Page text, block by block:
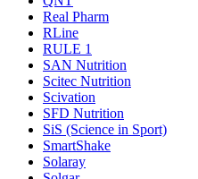
Real Pharm
RLine
RULE 1
SAN Nutrition
Scitec Nutrition
Scivation
SFD Nutrition
SiS (Science in Sport)
SmartShake
Solaray